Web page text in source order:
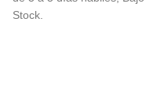
Stock.